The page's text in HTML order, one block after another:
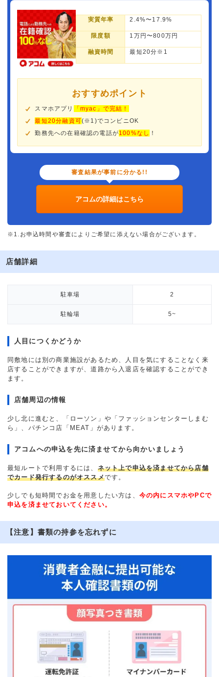
実質年率 2.4%〜17.9%
限度額 1万円〜800万円
融資時間 最短20分※1
おすすめポイント
スマホアプリ
「myac」で完結！
最短20分融資可(※1)でコンビニOK
勤務先への在籍確認の電話が100%なし ！
審査結果が事前に分かる!!
アコムの詳細はこちら
※1.お申込時間や審査によりご希望に添えない場合がございます。
店舗詳細
駐車場 2
駐輪場 5~
人目につくかどうか
同敷地には別の商業施設があるため、人目を気にすることなく来
店することができますが、道路から入退店を確認することができ
ます。
店舗周辺の情報
少し北に進むと、「ローソン」や「ファッションセンターしまむ
ら」、パチンコ店「MEAT」があります。
アコムへの申込を先に済ませてから向かいましょう
最短ルートで利用するには、 ネット上で申込を済ませてから店舗
でカード発行するのがオススメです。
少しでも短時間でお金を用意したい方は、 今の内にスマホやPCで
申込を済ませておいてください。
【注意】書類の持参を忘れずに